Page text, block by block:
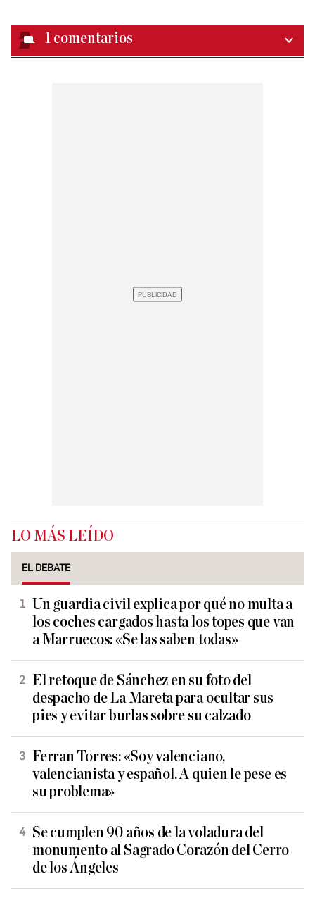
1 comentarios
LO MÁS LEÍDO
EL DEBATE
Un guardia civil explica por qué no multa a
los coches cargados hasta los topes que van
a Marruecos: «Se las saben todas»
El retoque de Sánchez en su foto del
despacho de La Mareta para ocultar sus
pies y evitar burlas sobre su calzado
Ferran Torres: «Soy valenciano,
valencianista y español. A quien le pese es
su problema»
Se cumplen 90 años de la voladura del
monumento al Sagrado Corazón del Cerro
de los Ángeles